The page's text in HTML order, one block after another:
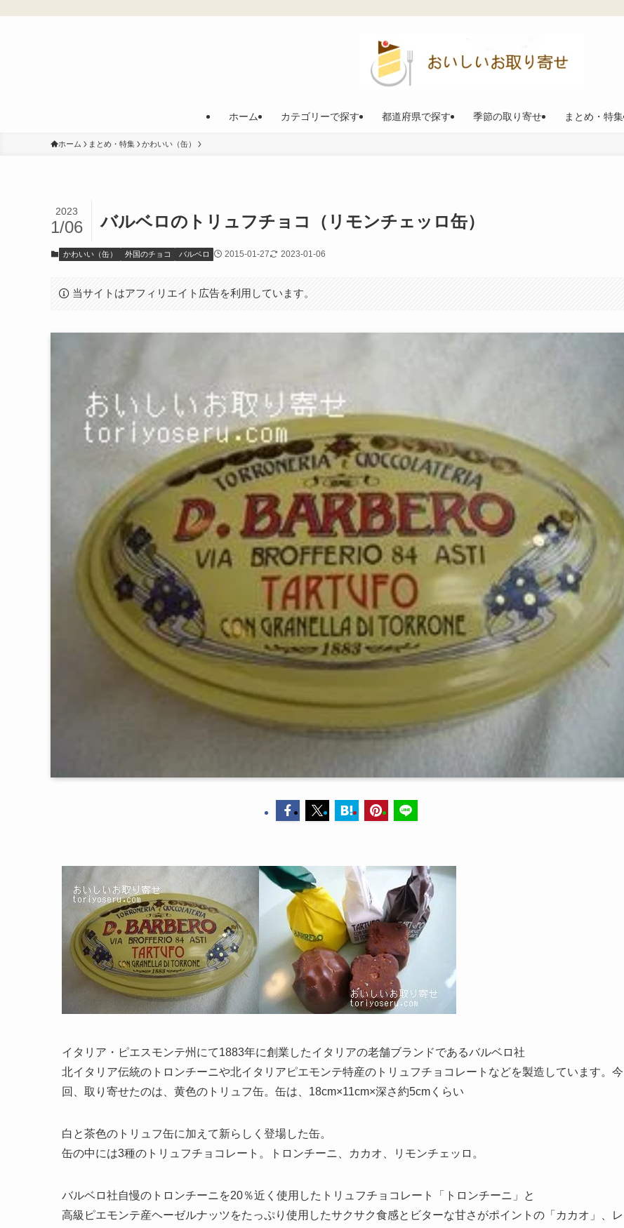
ホーム カテゴリーで探す 都道府県で探す 季節の取り寄せ まとめ・特集
ホーム まとめ・特集 かわいい（缶）
バルベロのトリュフチョコ（リモンチェッロ缶）
2023
1/06
かわいい（缶） 外国のチョコ バルベロ 2015-01-27 2023-01-06
当サイトはアフィリエイト広告を利用しています。
イタリア・ピエスモンテ州にて1883年に創業したイタリアの老舗ブランドであるバルベロ社
北イタリア伝統のトロンチーニや北イタリアピエモンテ特産のトリュフチョコレートなどを製造しています。今
回、取り寄せたのは、黄色のトリュフ缶。缶は、18cm×11cm×深さ約5cmくらい
白と茶色のトリュフ缶に加えて新らしく登場した缶。
缶の中には3種のトリュフチョコレート。トロンチーニ、カカオ、リモンチェッロ。
バルベロ社自慢のトロンチーニを20％近く使用したトリュフチョコレート「トロンチーニ」と
高級ピエモンテ産ヘーゼルナッツをたっぷり使用したサクサク食感とビターな甘さがポイントの「カカオ」、レ